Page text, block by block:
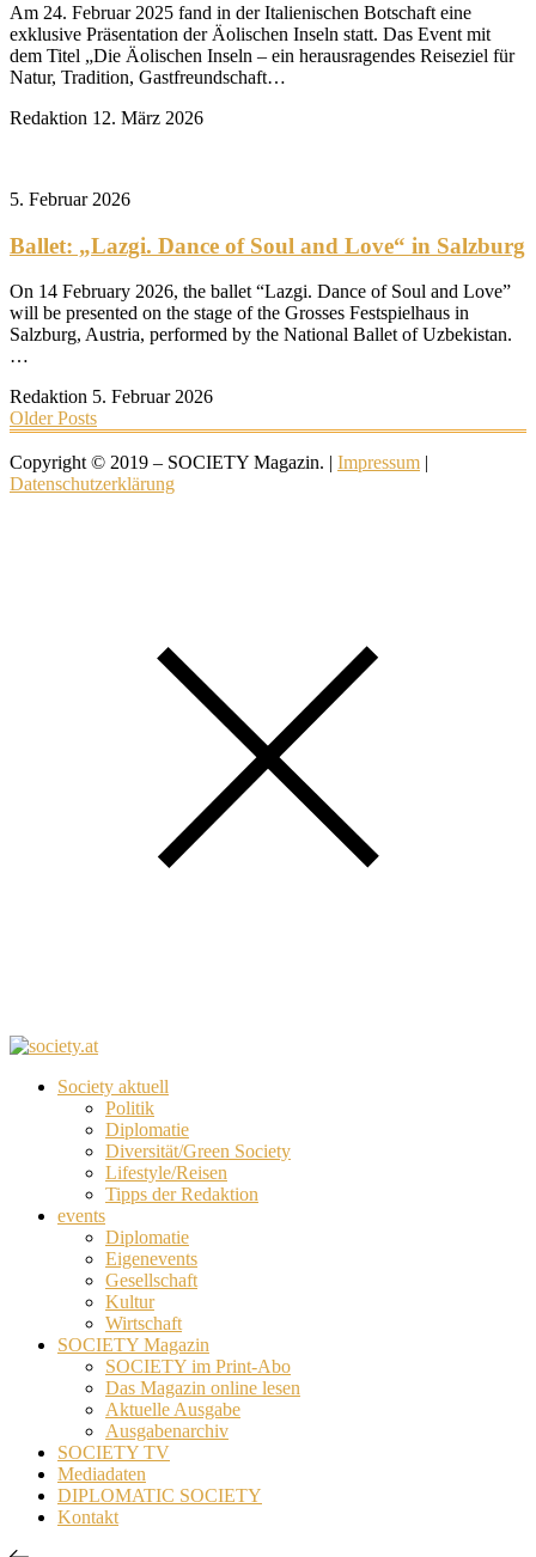
Am 24. Februar 2025 fand in der Italienischen Botschaft eine
exklusive Präsentation der Äolischen Inseln statt. Das Event mit
dem Titel „Die Äolischen Inseln – ein herausragendes Reiseziel für
Natur, Tradition, Gastfreundschaft…
Redaktion 12. März 2026
5. Februar 2026
Ballet: „Lazgi. Dance of Soul and Love“ in Salzburg
On 14 February 2026, the ballet “Lazgi. Dance of Soul and Love”
will be presented on the stage of the Grosses Festspielhaus in
Salzburg, Austria, performed by the National Ballet of Uzbekistan.
…
Redaktion 5. Februar 2026
Older Posts
Copyright © 2019 – SOCIETY Magazin. | Impressum |
Datenschutzerklärung
Society aktuell
Politik
Diplomatie
Diversität/Green Society
Lifestyle/Reisen
Tipps der Redaktion
events
Diplomatie
Eigenevents
Gesellschaft
Kultur
Wirtschaft
SOCIETY Magazin
SOCIETY im Print-Abo
Das Magazin online lesen
Aktuelle Ausgabe
Ausgabenarchiv
SOCIETY TV
Mediadaten
DIPLOMATIC SOCIETY
Kontakt